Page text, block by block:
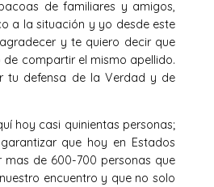
de familiares y amigos,
a la situación y yo desde este
y te quiero decir que
compartir el mismo apellido.
tu defensa de la Verdad y de
hoy casi quinientas personas;
que hoy en Estados
mas de 600-700 personas que
encuentro y que no solo